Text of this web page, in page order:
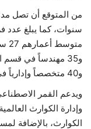
و40 متخصصاً وإدارياً في قسم الاستفادة من البيانات الفعلية.
ويدعم القمر
وإدارة الكوارث
الكوارث، بالإضافة